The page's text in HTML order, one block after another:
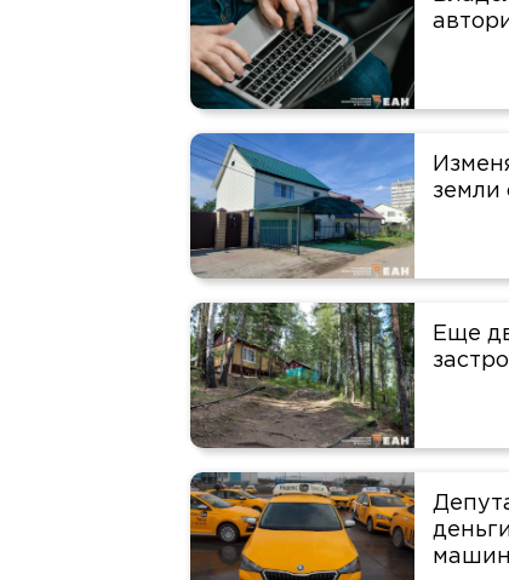
земли
Еще